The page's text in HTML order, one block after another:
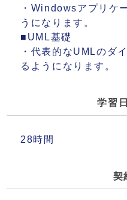
・Windowsアプリケ
うになります。
■UML基礎
・代表的なUMLのダ
るようになります。
学習
28時間
契